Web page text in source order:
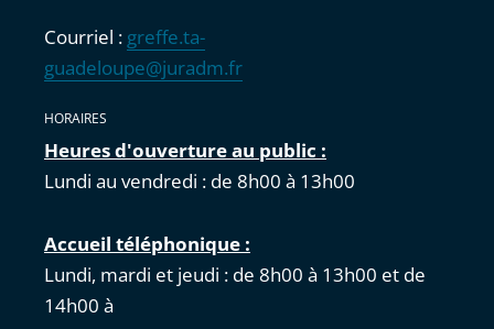
Courriel : greffe.ta-
guadeloupe@juradm.fr
HORAIRES
Heures d'ouverture au public :
Lundi au vendredi : de 8h00 à 13h00
Accueil téléphonique :
Lundi, mardi et jeudi : de 8h00 à 13h00 et de
14h00 à